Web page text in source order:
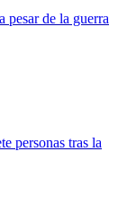
pesar de la guerra
personas tras la